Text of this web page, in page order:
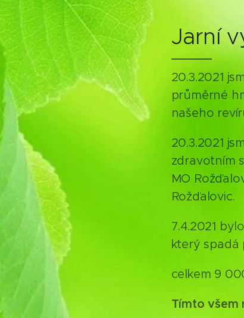
Jarní
20.3.2021
průměrné
našeho
20.3.2021
zdravotním
MO
Rožďalovic.
7.4.2021
který spadá
celkem 9
Tímto všem